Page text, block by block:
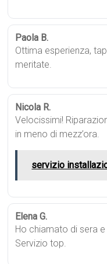
Paola B.
Ottima esperienza,
meritate.
Nicola R.
Velocissimi!
in meno di mezz’ora.
servizio
Elena G.
Ho chiamato di sera
Servizio top.